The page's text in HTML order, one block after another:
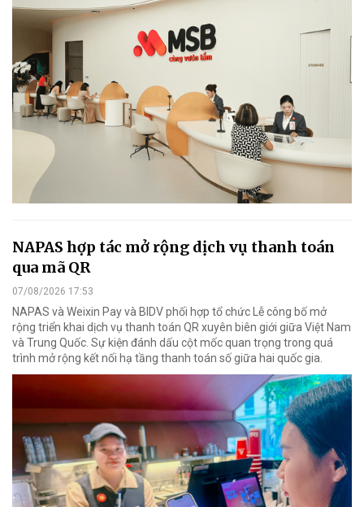
NAPAS hợp tác mở rộng dịch vụ thanh toán
qua mã QR
07/08/2026 17:53
NAPAS và Weixin Pay và BIDV phối hợp tổ chức Lễ công bố mở
rộng triển khai dịch vụ thanh toán QR xuyên biên giới giữa Việt Nam
và Trung Quốc. Sự kiện đánh dấu cột mốc quan trọng trong quá
trình mở rộng kết nối hạ tầng thanh toán số giữa hai quốc gia.